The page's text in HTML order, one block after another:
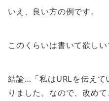
いえ、良い方の例です。
このくらいは書いて欲し
結論…「私はURLを伝えて
りました。なので、改め